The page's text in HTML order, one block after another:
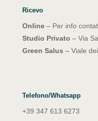
Ricevo
Online– Per info
Studio Privato – Via
Green Salus – Viale
Telefono/Whatsapp
+39 347 613 6273